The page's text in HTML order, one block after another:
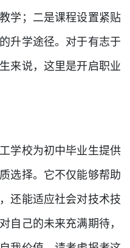
学；二是课程设置紧贴
升学途径。对于有志于
来说，这里是开启职业
学校为初中毕业生提供
选择。它不仅能够帮助
还能适应社会对技术技
自己的未来充满期待，